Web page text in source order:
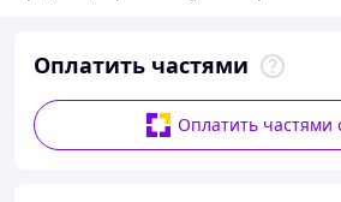
Оплатить частями
Оплатить частями